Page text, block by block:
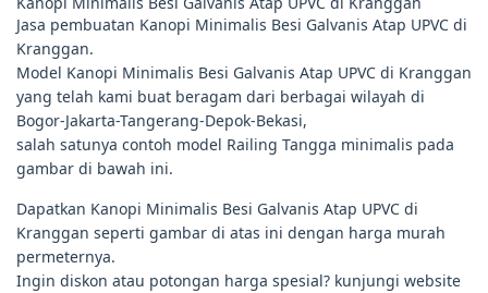
Jasa pembuatan Kanopi Minimalis Besi Galvanis Atap UPVC di
Kranggan.
Model Kanopi Minimalis Besi Galvanis Atap UPVC di Kranggan
yang telah kami buat beragam dari berbagai wilayah di
Bogor-Jakarta-Tangerang-Depok-Bekasi,
salah satunya contoh model Railing Tangga minimalis pada
gambar di bawah ini.
Dapatkan Kanopi Minimalis Besi Galvanis Atap UPVC di
Kranggan seperti gambar di atas ini dengan harga murah
permeternya.
Ingin diskon atau potongan harga spesial? kunjungi website